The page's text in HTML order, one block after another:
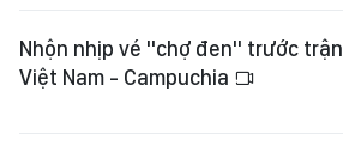
Nhộn nhịp vé "chợ đen" trước trận
Việt Nam - Campuchia